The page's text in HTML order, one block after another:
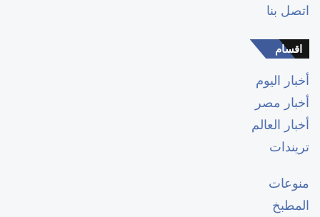
اتصل بنا
اقسام
أخبار اليوم
أخبار مصر
أخبار العالم
تريندات
منوعات
المطبخ